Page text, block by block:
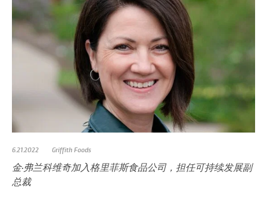
6.21.2022 Griffith Foods
金·弗兰科维奇加入格里菲斯食品公司，担任可持续发展副
总裁